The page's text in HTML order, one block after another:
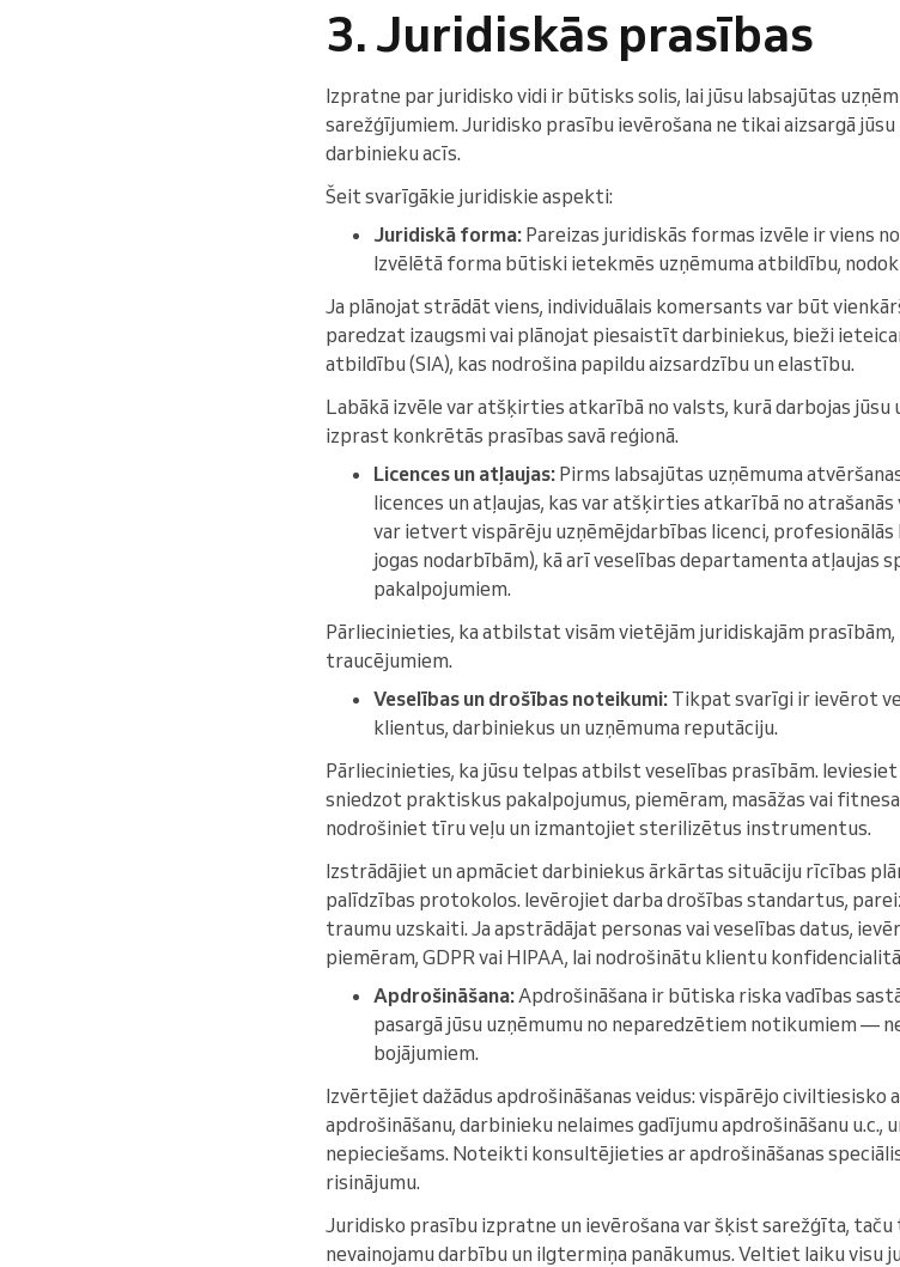
3. Juridiskās prasības
Izpratne par juridisko vidi ir būtisks solis, lai jūsu labsajūtas
sarežģījumiem. Juridisko prasību ievērošana ne tikai aizsargā
darbinieku acīs.
Šeit svarīgākie juridiskie aspekti:
Juridiskā forma: Pareizas juridiskās formas izvēle ir viens
Izvēlētā forma būtiski ietekmēs uzņēmuma atbildību,
Ja plānojat strādāt viens, individuālais komersants var būt
paredzat izaugsmi vai plānojat piesaistīt darbiniekus, bieži
atbildību (SIA), kas nodrošina papildu aizsardzību un elastību.
Labākā izvēle var atšķirties atkarībā no valsts, kurā darbojas
izprast konkrētās prasības savā reģionā.
Licences un atļaujas: Pirms labsajūtas uzņēmuma
licences un atļaujas, kas var atšķirties atkarībā no
var ietvert vispārēju uzņēmējdarbības licenci, profesionālās
jogas nodarbībām), kā arī veselības departamenta atļaujas
pakalpojumiem.
Pārliecinieties, ka atbilstat visām vietējām juridiskajām
traucējumiem.
Veselības un drošības noteikumi: Tikpat svarīgi ir ievērot
klientus, darbiniekus un uzņēmuma reputāciju.
Pārliecinieties, ka jūsu telpas atbilst veselības prasībām.
sniedzot praktiskus pakalpojumus, piemēram, masāžas vai
nodrošiniet tīru veļu un izmantojiet sterilizētus instrumentus.
Izstrādājiet un apmāciet darbiniekus ārkārtas situāciju rīcības
palīdzības protokolos. Ievērojiet darba drošības standartus,
traumu uzskaiti. Ja apstrādājat personas vai veselības datus,
piemēram, GDPR vai HIPAA, lai nodrošinātu klientu
Apdrošināšana: Apdrošināšana ir būtiska riska vadības
pasargā jūsu uzņēmumu no neparedzētiem notikumiem —
bojājumiem.
Izvērtējiet dažādus apdrošināšanas veidus: vispārējo
apdrošināšanu, darbinieku nelaimes gadījumu apdrošināšanu u.c.,
nepieciešams. Noteikti konsultējieties ar apdrošināšanas
risinājumu.
Juridisko prasību izpratne un ievērošana var šķist sarežģīta,
nevainojamu darbību un ilgtermiņa panākumus. Veltiet laiku visu